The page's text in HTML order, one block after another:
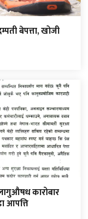
बेपत्ता, खोजी
कारोबार
आपत्ति